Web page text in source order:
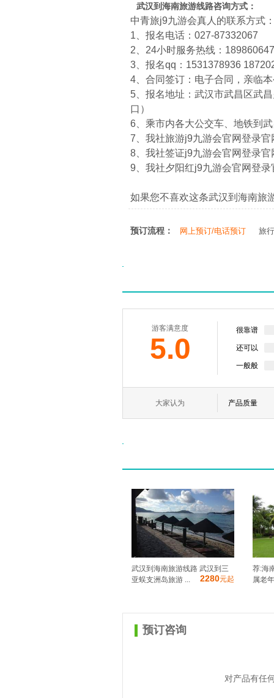
武汉到海南旅游线路咨询方式：
中青旅j9九游会真人的联系方式
1、报名电话：027-87332067
2、24小时服务热线：
3、报名qq：1531378936
4、合同签订：电子合同，亲临
5、报名地址：武汉市武昌区武
口）
6、乘市内各大公交车、地铁到
7、我社旅游j9九游会官网登录
8、我社签证j9九游会官网登录
9、我社夕阳红j9九游会官网登
如果您不喜欢这条武汉到海南旅
预订流程： 网上预订/电话预订 旅
游客满意度
5.0
很靠谱
还可以
一般般
大家认为 产品质量
武汉到海南旅游线路 武汉到三
亚蜈支洲岛旅游 ...
2280元起
荐:海
属老
预订咨询
对产品有任